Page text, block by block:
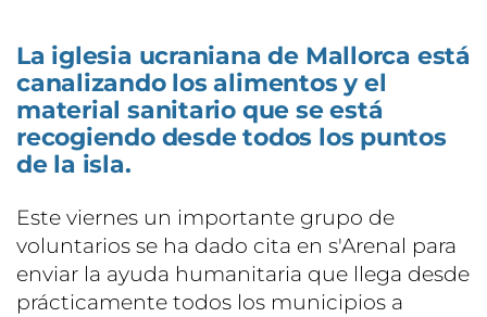
La iglesia ucraniana de Mallorca está
canalizando los alimentos y el
material sanitario que se está
recogiendo desde todos los puntos
de la isla.
Este viernes un importante grupo de
voluntarios se ha dado cita en s'Arenal para
enviar la ayuda humanitaria que llega desde
prácticamente todos los municipios a